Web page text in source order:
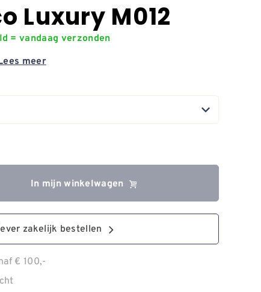
Luxury M012
= vandaag verzonden
meer
In mijn winkelwagen
zakelijk bestellen
€ 100,-